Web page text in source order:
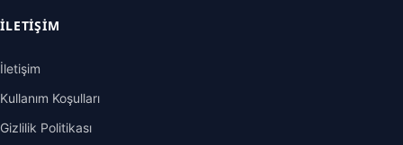
İLETIŞIM
İletişim
Kullanım Koşulları
Gizlilik Politikası